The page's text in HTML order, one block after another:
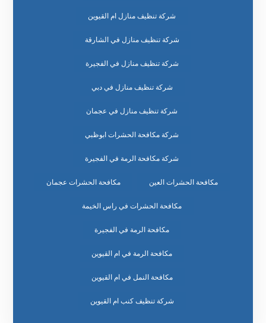
شركة تنظيف منازل ام القيوين
شركة تنظيف منازل في الشارقة
شركة تنظيف منازل في الفجيرة
شركة تنظيف منازل في دبي
شركة تنظيف منازل في عجمان
شركة مكافحة الحشرات ابوظبي
شركة مكافحة الرمة في الفجيرة
مكافحة الحشرات العين مكافحة الحشرات عجمان
مكافحة الحشرات في راس الخيمة
مكافحة الرمة في الفجيرة
مكافحة الرمة في ام القيوين
مكافحة النمل في ام القيوين